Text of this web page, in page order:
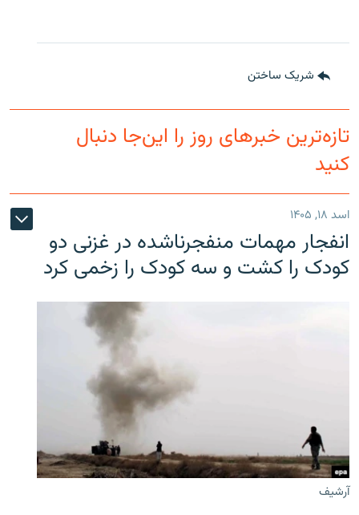
شریک ساختن
تازه‌ترین خبرهای روز را این‌جا دنبال
کنید
اسد ۱۸, ۱۴۰۵
انفجار مهمات منفجرناشده در غزنی دو
کودک را کشت و سه کودک را زخمی کرد
آرشیف